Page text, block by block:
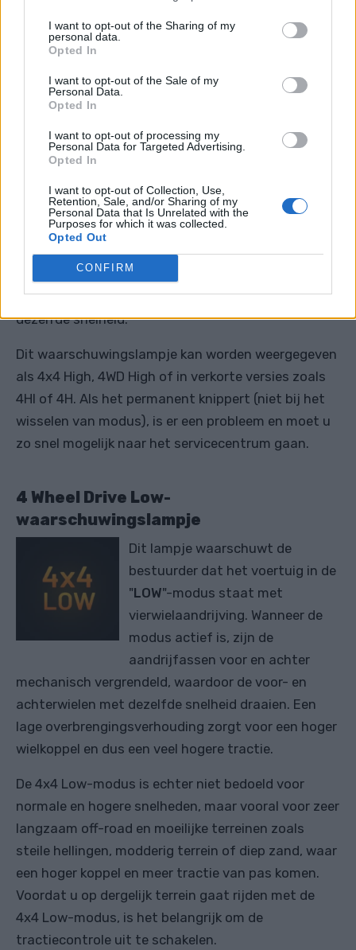
I want to opt-out of the Sharing of my
personal data.
Opted In
I want to opt-out of the Sale of my
Personal Data.
Opted In
I want to opt-out of processing my
Personal Data for Targeted Advertising.
Opted In
I want to opt-out of Collection, Use,
Retention, Sale, and/or Sharing of my
Personal Data that Is Unrelated with the
Purposes for which it was collected.
Opted Out
CONFIRM
rijomstandigheden - in dat geval voegden
fabrikanten het waarschuwingslampje zelden toe
aan andere richtingaanwijzers. De meeste moderne
voertuigen met vierwielaandrijving werken met de
standaard "
AUTO "-modus en laten overschakelen
naar 4x4 High of 4x4 Low.
De 4x4 High-modus is handig wanneer meer tractie
nodig is bij normale en hogere snelheden,
bijvoorbeeld op een besneeuwde weg, tijdens regen,
enz. Wanneer de modus actief is, zijn de voorste en
achterste aandrijfassen mechanisch vergrendeld,
waardoor de voorste en achterwielen draaien met
dezelfde snelheid.
Dit waarschuwingslampje kan worden weergegeven
als 4x4 High, 4WD High of in verkorte versies zoals
4HI of 4H. Als het permanent knippert (niet bij het
wisselen van modus), is er een probleem en moet u
zo snel mogelijk naar het servicecentrum gaan.
4 Wheel Drive Low-
waarschuwingslampje
Dit lampje waarschuwt de
bestuurder dat het voertuig in de
"LOW"-modus staat met
vierwielaandrijving. Wanneer de
modus actief is, zijn de
aandrijfassen voor en achter
mechanisch vergrendeld, waardoor de voor- en
achterwielen met dezelfde snelheid draaien. Een
lage overbrengingsverhouding zorgt voor een hoger
wielkoppel en dus een veel hogere tractie.
De 4x4 Low-modus is echter niet bedoeld voor
normale en hogere snelheden, maar vooral voor zeer
langzaam off-road en moeilijke terreinen zoals
steile hellingen, modderig terrein of diep zand, waar
een hoger koppel en meer tractie van pas komen.
Voordat u op dergelijk terrein gaat rijden met de
4x4 Low-modus, is het belangrijk om de
tractiecontrole uit te schakelen.